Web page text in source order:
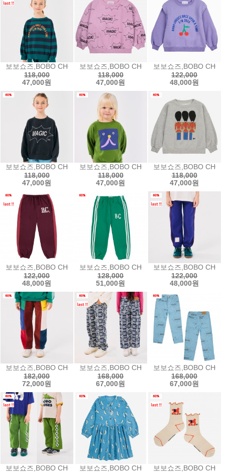
보보쇼즈,BOBO CHOSES Bobo Circle stripes sweatshirt보보써클
118,000
47,000원
보보쇼즈,BOBO CHOSES It's Magic all over
118,000
47,000원
보보쇼즈,BOBO
122,000
48,000원
보보쇼즈,BOBO CHOSES It's Magic sweatshirt매직 스웨트셔츠
118,000
47,000원
보보쇼즈,BOBO CHOSES Funny Face
118,000
47,000원
보보쇼즈,BOBO
118,000
47,000원
보보쇼즈,BOBO CHOSES B.C. Vintage jogging pants비씨 빈티지
122,000
48,000원
보보쇼즈,BOBO CHOSES B.C Shadow
128,000
51,000원
보보쇼즈,BOBO
122,000
48,000원
보보쇼즈,BOBO CHOSES Bobo Choses color block corduroy
182,000
72,000원
보보쇼즈,BOBO CHOSES B.C Vintage all
168,000
67,000원
보보쇼즈,BOBO
168,000
67,000원
보보쇼즈,BOBO CHOSES Bobo Choses Diamonds straight pants다
보보쇼즈,BOBO CHOSES Beneath the
보보쇼즈,BOBO